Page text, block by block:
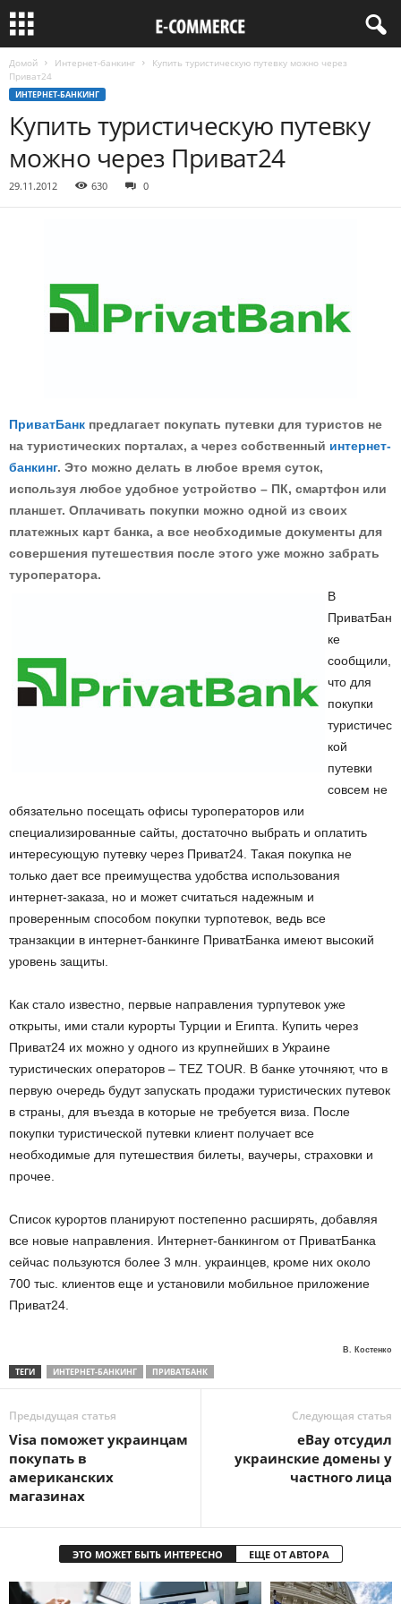
Домой Интернет-банкинг
Купить туристическую путевку можно через
Приват24
ИНТЕРНЕТ-БАНКИНГ
Купить туристическую путевку
можно через Приват24
29.11.2012 630 0
ПриватБанк предлагает покупать путевки для туристов не
на туристических порталах, а через собственный интернет-
банкинг. Это можно делать в любое время суток,
используя любое удобное устройство – ПК, смартфон или
планшет. Оплачивать покупки можно одной из своих
платежных карт банка, а все необходимые документы для
совершения путешествия после этого уже можно забрать
туроператора.
В
ПриватБан
ке
сообщили,
что для
покупки
туристичес
кой
путевки
совсем не
обязательно посещать офисы туроператоров или
специализированные сайты, достаточно выбрать и оплатить
интересующую путевку через Приват24. Такая покупка не
только дает все преимущества удобства использования
интернет-заказа, но и может считаться надежным и
проверенным способом покупки турпотевок, ведь все
транзакции в интернет-банкинге ПриватБанка имеют высокий
уровень защиты.
Как стало известно, первые направления турпутевок уже
открыты, ими стали курорты Турции и Египта. Купить через
Приват24 их можно у одного из крупнейших в Украине
туристических операторов – TEZ TOUR. В банке уточняют, что в
первую очередь будут запускать продажи туристических путевок
в страны, для въезда в которые не требуется виза. После
покупки туристической путевки клиент получает все
необходимые для путешествия билеты, ваучеры, страховки и
прочее.
Список курортов планируют постепенно расширять, добавляя
все новые направления. Интернет-банкингом от ПриватБанка
сейчас пользуются более 3 млн. украинцев, кроме них около
700 тыс. клиентов еще и установили мобильное приложение
Приват24.
В. Костенко
ТЕГИ ИНТЕРНЕТ-БАНКИНГ ПРИВАТБАНК
Предыдущая статья
Visa поможет украинцам
покупать в
американских
магазинах
Следующая статья
eBay отсудил
украинские домены у
частного лица
ЭТО МОЖЕТ БЫТЬ ИНТЕРЕСНО ЕЩЕ ОТ АВТОРА